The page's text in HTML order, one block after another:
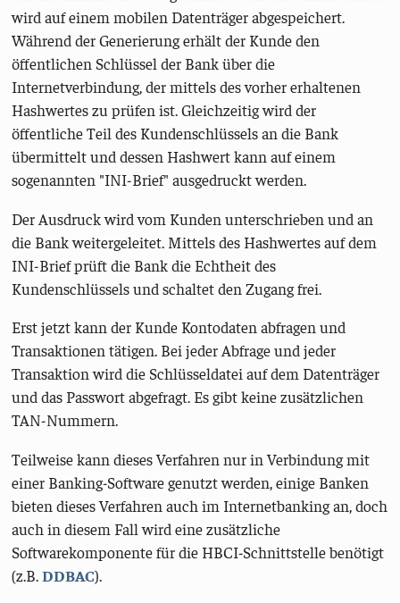
wird auf einem mobilen Datenträger abgespeichert.
Während der Generierung erhält der Kunde den
öffentlichen Schlüssel der Bank über die
Internetverbindung, der mittels des vorher erhaltenen
Hashwertes zu prüfen ist. Gleichzeitig wird der
öffentliche Teil des Kundenschlüssels an die Bank
übermittelt und dessen Hashwert kann auf einem
sogenannten "INI-Brief" ausgedruckt werden.
Der Ausdruck wird vom Kunden unterschrieben und an
die Bank weitergeleitet. Mittels des Hashwertes auf dem
INI-Brief prüft die Bank die Echtheit des
Kundenschlüssels und schaltet den Zugang frei.
Erst jetzt kann der Kunde Kontodaten abfragen und
Transaktionen tätigen. Bei jeder Abfrage und jeder
Transaktion wird die Schlüsseldatei auf dem Datenträger
und das Passwort abgefragt. Es gibt keine zusätzlichen
TAN-Nummern.
Teilweise kann dieses Verfahren nur in Verbindung mit
einer Banking-Software genutzt werden, einige Banken
bieten dieses Verfahren auch im Internetbanking an, doch
auch in diesem Fall wird eine zusätzliche
Softwarekomponente für die HBCI-Schnittstelle benötigt
(z.B.DDBAC).